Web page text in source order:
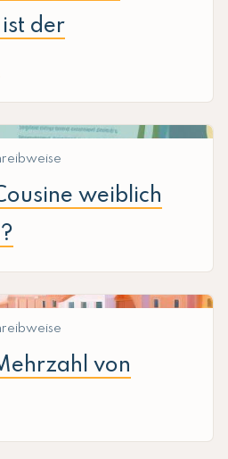
ist der
weiblich
von